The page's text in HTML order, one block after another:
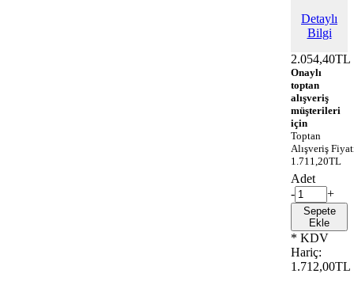
Detaylı
Bilgi
2.054,40TL
Onaylı
toptan
alışveriş
müşterileri
için
Toptan
Alışveriş
1.711,20TL
Adet
-
+
Sepete
Ekle
* KDV
Hariç:
1.712,00TL